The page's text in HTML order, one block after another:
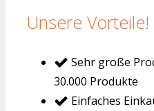
Unsere Vorteile!
Sehr große
30.000 Produkte
Einfaches